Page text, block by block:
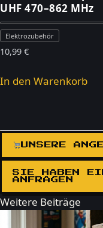
UHF 470–862 MHz
Elektrozubehör
10,99 €
In den Warenkorb
UNSERE
SIE HABEN
ANFRAGEN
Weitere Beiträge